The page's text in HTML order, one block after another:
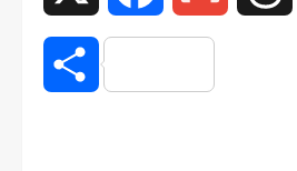
Compartir